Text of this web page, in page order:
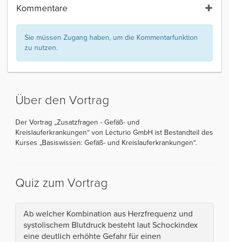
Kommentare
Sie müssen Zugang haben, um die Kommentarfunktion
zu nutzen.
Über den Vortrag
Der Vortrag „Zusatzfragen - Gefäß- und
Kreislauferkrankungen“ von Lecturio GmbH ist Bestandteil des
Kurses „Basiswissen: Gefäß- und Kreislauferkrankungen“.
Quiz zum Vortrag
Ab welcher Kombination aus Herzfrequenz und
systolischem Blutdruck besteht laut Schockindex
eine deutlich erhöhte Gefahr für einen